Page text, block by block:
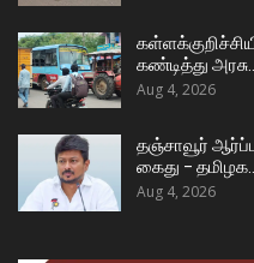
கண்டித்து
Aug 4, 2026
தஞ்சாவூர்
கைது –
Aug 4, 2026